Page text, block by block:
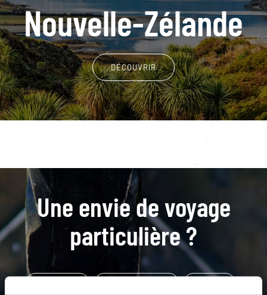
Nouvelle-Zélande
DÉCOUVRIR
Une envie de voyage
particulière ?